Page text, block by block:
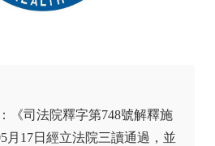
：《司法院釋字第748號解釋施
月17日經立法院三讀通過，並